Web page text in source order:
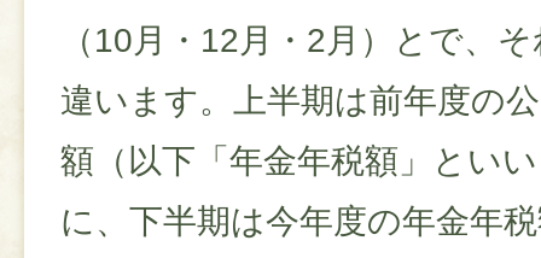
（10月・12月・2月）とで、
違います。上半期は前年度の
額（以下「年金年税額」とい
に、下半期は今年度の年金年